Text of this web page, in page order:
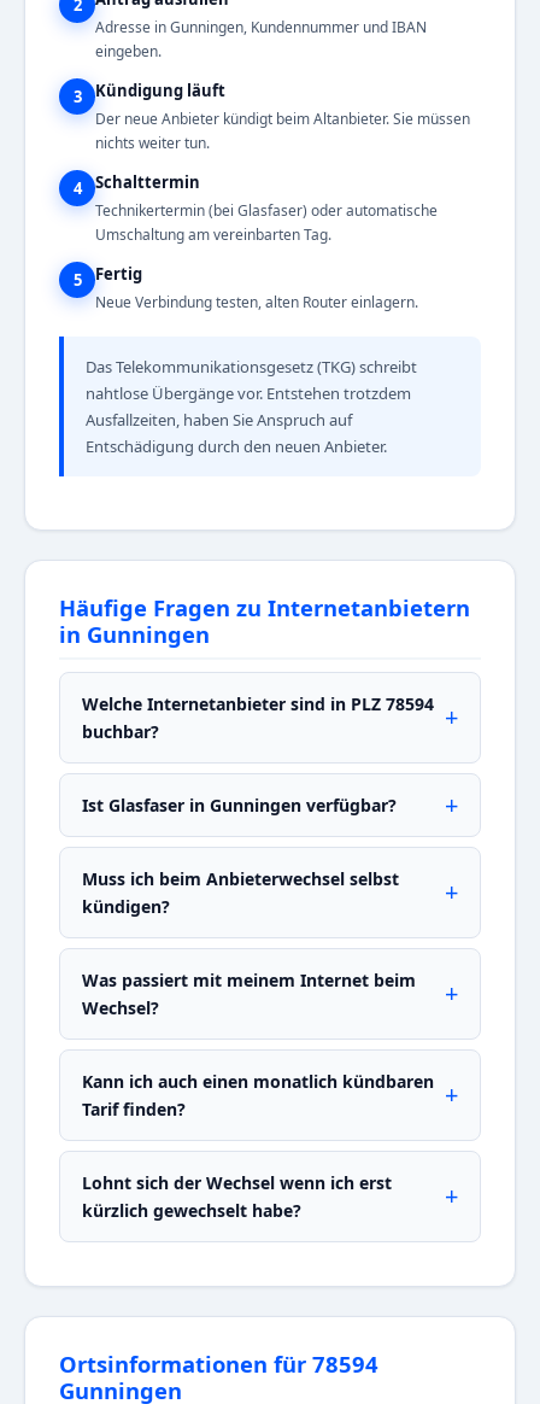
2
Adresse in Gunningen, Kundennummer und IBAN
eingeben.
3 Kündigung läuft
Der neue Anbieter kündigt beim Altanbieter. Sie müssen
nichts weiter tun.
4 Schalttermin
Technikertermin (bei Glasfaser) oder automatische
Umschaltung am vereinbarten Tag.
5 Fertig
Neue Verbindung testen, alten Router einlagern.
Das Telekommunikationsgesetz (TKG) schreibt
nahtlose Übergänge vor. Entstehen trotzdem
Ausfallzeiten, haben Sie Anspruch auf
Entschädigung durch den neuen Anbieter.
Häufige Fragen zu Internetanbietern
in Gunningen
Welche Internetanbieter sind in PLZ 78594
buchbar?
Ist Glasfaser in Gunningen verfügbar?
Muss ich beim Anbieterwechsel selbst
kündigen?
Was passiert mit meinem Internet beim
Wechsel?
Kann ich auch einen monatlich kündbaren
Tarif finden?
Lohnt sich der Wechsel wenn ich erst
kürzlich gewechselt habe?
Ortsinformationen für 78594
Gunningen